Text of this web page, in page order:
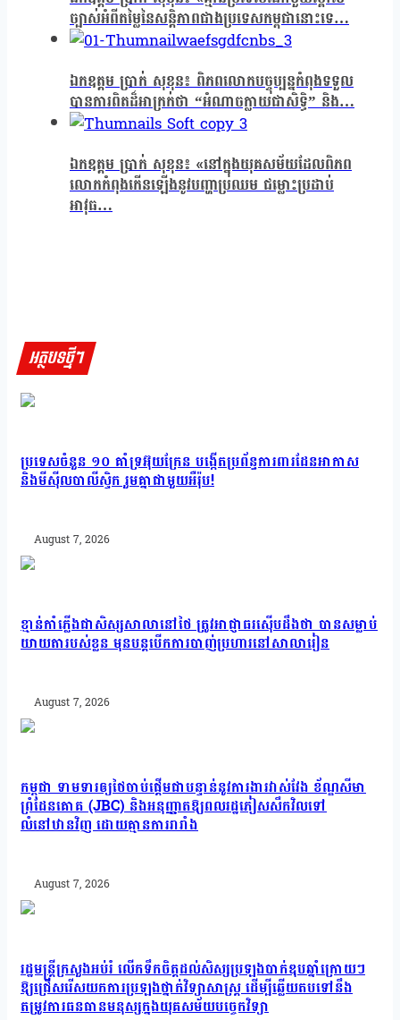
ច្បាស់អំពីតម្លៃនៃសន្តិភាពជាងប្រទេសកម្ពុជានោះទេ…
ឯកឧត្តម ប្រាក់ សុខុន៖ ពិភពលោកបច្ចុប្បន្នកំពុងទទួល
បានការពិតដ៏អាក្រក់ថា “អំណាចក្លាយជាសិទ្ធិ” និង…
ឯកឧត្តម ប្រាក់ សុខុន៖ «នៅក្នុងយុគសម័យដែលពិភព
លោកកំពុងកើនឡើងនូវបញ្ហាប្រឈម ជម្លោះប្រដាប់
អាវុធ…
អត្ថបទថ្មីៗ
ប្រទេសចំនួន ១០ គាំទ្រអ៊ុយក្រែន បង្កើតប្រព័ន្ធការពារដែនអាកាស
និងមីស៊ីលបាលីស្ទិក រួមគ្នាជាមួយអឺរ៉ុប!
August 7, 2026
ខ្មាន់កាំភ្លើងជាសិស្សសាលានៅថៃ ត្រូវអាជ្ញាធរស៊ើបដឹងថា បានសម្លាប់
យាយតារបស់ខ្លួន មុនបន្តបើកការបាញ់ប្រហារនៅសាលារៀន
August 7, 2026
កម្ពុជា ទាមទារឲ្យថៃចាប់ផ្តើមជាបន្ទាន់នូវការងារវាស់វែង ខ័ណ្ឌសីមា
ព្រំដែនគោគ (JBC) និងអនុញ្ញាតឱ្យពលរដ្ឋភៀសសឹកវិលទៅ
លំនៅឋានវិញ ដោយគ្មានការរារាំង
August 7, 2026
រដ្ឋមន្រ្តីក្រសួងអប់រំ លើកទឹកចិត្តដល់សិស្សប្រឡងបាក់ឌុបឆ្នាំក្រោយៗ
ឱ្យជ្រើសរើសយកការប្រឡងថ្នាក់វិទ្យាសាស្ត្រ ដើម្បីឆ្លើយតបទៅនឹង
តម្រូវការធនធានមនុស្សក្នុងយុគសម័យបច្ចេកវិទ្យា